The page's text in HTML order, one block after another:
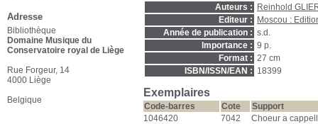
Auteurs :
Reinhold
Editeur :
Moscou :
Année de publication : s.d.
Importance : 9 p.
Format : 27 cm
ISBN/ISSN/EAN : 18399
Exemplaires
Code-barres Cote
Support
1046420
7042 Choeur a
Adresse
Bibliothèque
Domaine Musique du
Conservatoire royal de Liège
Rue Forgeur, 14
4000 Liège
Belgique